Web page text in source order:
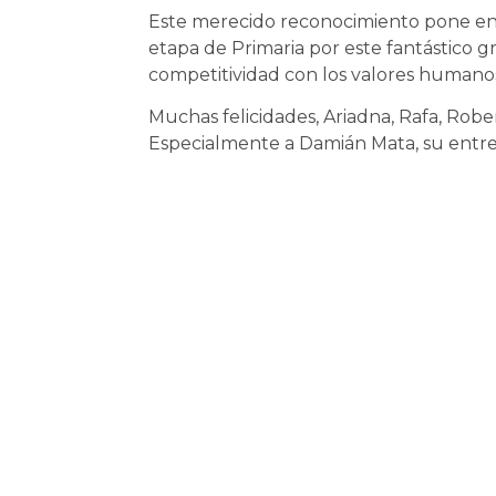
Este merecido reconocimiento pone
etapa de Primaria por este fantástico
competitividad con los valores
Muchas felicidades, Ariadna, Rafa,
Especialmente a Damián Mata, su